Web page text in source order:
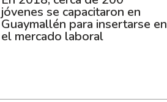
jóvenes se capacitaron en
Guaymallén para insertarse en
el mercado laboral